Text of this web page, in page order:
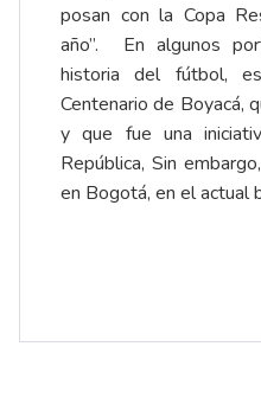
posan con la Copa
año”. En algunos
historia del fútbol,
Centenario de Boyacá,
y que fue una
República, Sin
en Bogotá, en el actual